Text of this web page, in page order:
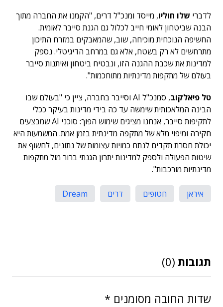
לדברי שלו חוליו, מייסד ומנכ"ל דרים, "הקמנו את החברה מתוך
הבנה שביטחון לאומי חייב לכלול גם הגנת סייבר לאומית.
החשיפה הנוכחית מוכיחה, שוב, שהמאבקים במזרח התיכון
מתרחשים לא רק בשטח, אלא גם במרחב הדיגיטלי. נספק
למדינות את שכבת ההגנה הזו, ונבטיח ביטחון ואיתנות סייבר
בעולם של מתקפות מדינתיות מתוחכמות".
טל פיאלקוב
, סמנכ"ל AI וסייבר בחברה, ציין כי "בעולם שבו
הבינה המלאכותית שימשה עד כה בידי מדינות בעיקר ככלי
לתקיפות סייבר, אנחנו מציגים שימוש הפוך: סוכני AI שמבצעים
חקירה ומיפוי מלא של מתקפה מדינתית בזמן אמת. המשמעות היא
יכולת חסרת תקדים לנתח כמויות עצומות של נתונים, לחשוף את
שיטות הפעולה ולספק למדינות יתרון הגנתי ברור מול מתקפות
מדינתיות מורכבות".
איראן חטופים דרים Dream
תגובות (0)
שדות החובה מסומנים *